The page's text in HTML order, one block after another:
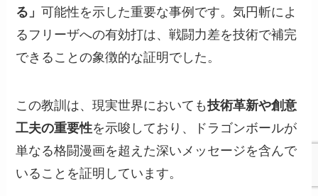
る」可能性を示した重要な事例です。気円斬によ
るフリーザへの有効打は、戦闘力差を技術で補完
できることの象徴的な証明でした。
この教訓は、現実世界においても技術革新や創意
工夫の重要性を示唆しており、ドラゴンボールが
単なる格闘漫画を超えた深いメッセージを含んで
いることを証明しています。